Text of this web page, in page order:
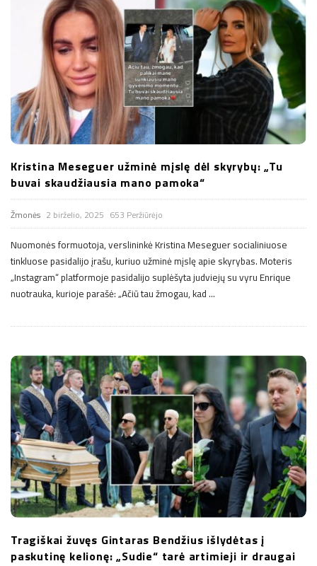
Kristina Meseguer užminė mįslę dėl skyrybų: „Tu
buvai skaudžiausia mano pamoka“
Žmonės 2 birželio, 2025 653 Peržiūrėjo
Nuomonės formuotoja, verslininkė Kristina Meseguer socialiniuose
tinkluose pasidalijo įrašu, kuriuo užminė mįslę apie skyrybas. Moteris
„Instagram“ platformoje pasidalijo suplėšyta judviejų su vyru Enrique
nuotrauka, kurioje parašė: „Ačiū tau žmogau, kad …
Tragiškai žuvęs Gintaras Bendžius išlydėtas į
paskutinę kelionę: „Sudie“ tarė artimieji ir draugai